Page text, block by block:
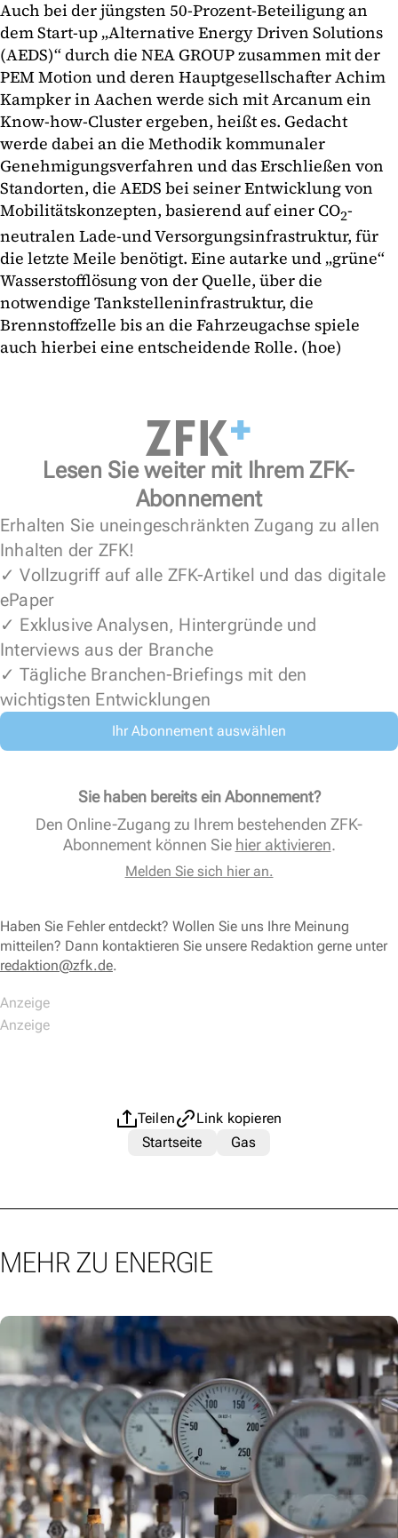
Auch bei der jüngsten 50-Prozent-Beteiligung an
dem Start-up „Alternative Energy Driven Solutions
(AEDS)“ durch die NEA GROUP zusammen mit der
PEM Motion und deren Hauptgesellschafter Achim
Kampker in Aachen werde sich mit Arcanum ein
Know-how-Cluster ergeben, heißt es. Gedacht
werde dabei an die Methodik kommunaler
Genehmigungsverfahren und das Erschließen von
Standorten, die AEDS bei seiner Entwicklung von
Mobilitätskonzepten, basierend auf einer CO2-
neutralen Lade-und Versorgungsinfrastruktur, für
die letzte Meile benötigt. Eine autarke und „grüne“
Wasserstofflösung von der Quelle, über die
notwendige Tankstelleninfrastruktur, die
Brennstoffzelle bis an die Fahrzeugachse spiele
auch hierbei eine entscheidende Rolle. (hoe)
Lesen Sie weiter mit Ihrem ZFK-
Abonnement
Erhalten Sie uneingeschränkten Zugang zu allen
Inhalten der ZFK!
✓ Vollzugriff auf alle ZFK-Artikel und das digitale
ePaper
✓ Exklusive Analysen, Hintergründe und
Interviews aus der Branche
✓ Tägliche Branchen-Briefings mit den
wichtigsten Entwicklungen
Ihr Abonnement auswählen
Sie haben bereits ein Abonnement?
Den Online-Zugang zu Ihrem bestehenden ZFK-
Abonnement können Sie hier aktivieren.
Melden Sie sich hier an.
Haben Sie Fehler entdeckt? Wollen Sie uns Ihre Meinung
mitteilen? Dann kontaktieren Sie unsere Redaktion gerne unter
redaktion@zfk.de.
Teilen
Link kopieren
Startseite
Gas
MEHR ZU ENERGIE